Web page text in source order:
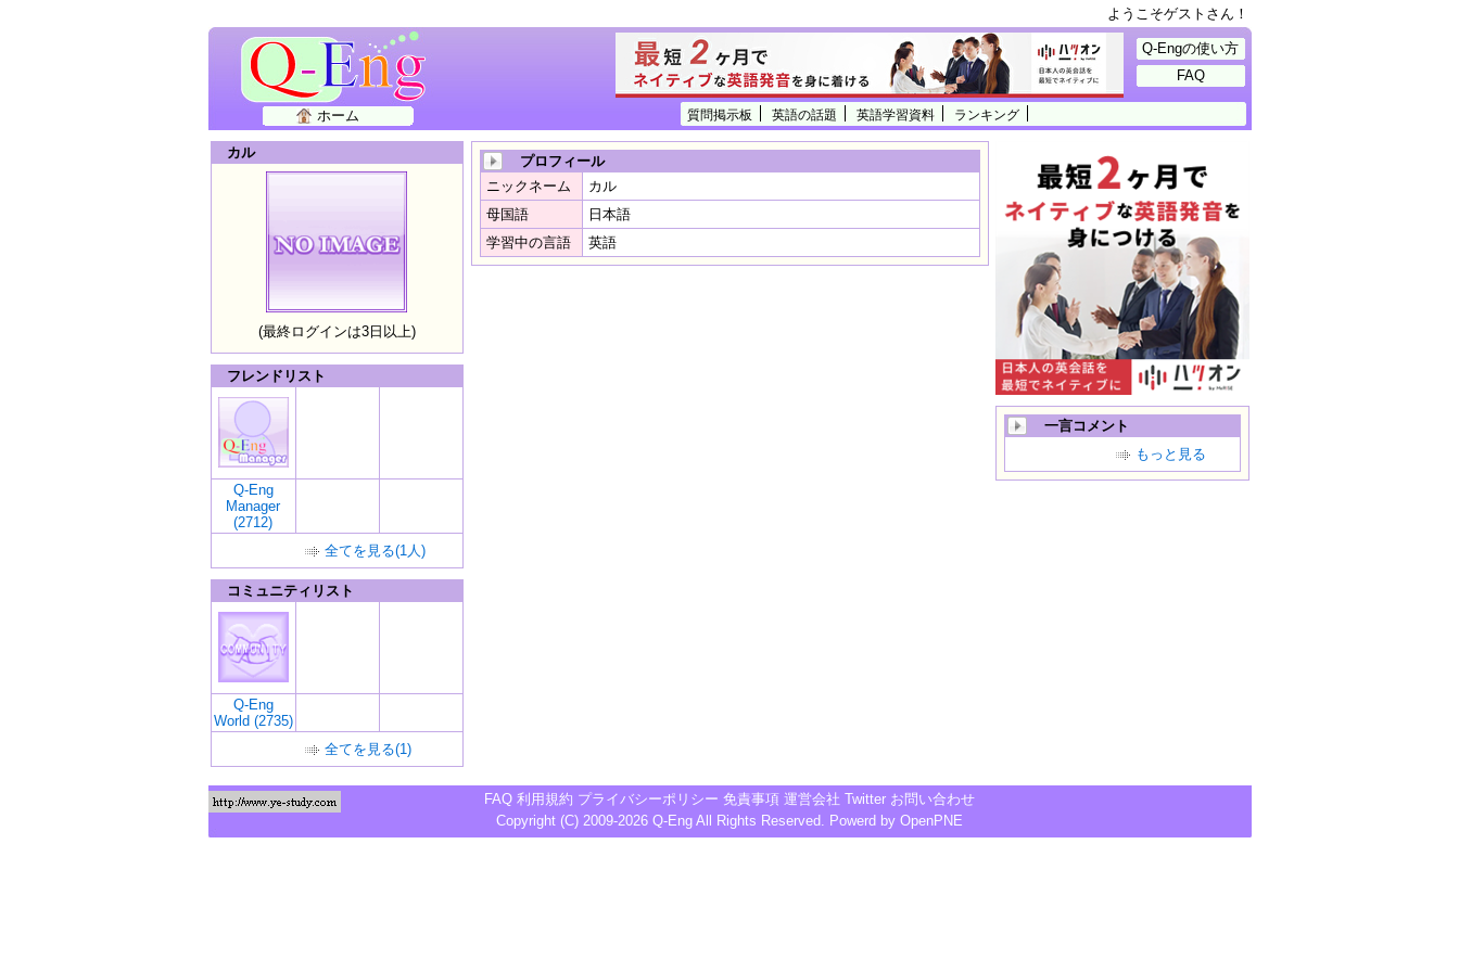
ようこそゲストさん！
質問掲示板 英語の話題 英語学習資料 ランキング
ホーム
Q-Engの使い方
FAQ
カル
(最終ログインは3日以上)
フレンドリスト
Q-Eng
Manager
(2712)
全てを見る(1人)
コミュニティリスト
Q-Eng
World (2735)
全てを見る(1)
プロフィール
ニックネーム
カル
母国語
日本語
学習中の言語
英語
一言コメント
もっと見る
FAQ 利用規約 プライバシーポリシー 免責事項 運営会社 Twitter お問い合わせ
Copyright (C) 2009-2026 Q-Eng All Rights Reserved. Powerd by OpenPNE